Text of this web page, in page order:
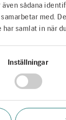
sådana
med.
samlat in när
Inställningar